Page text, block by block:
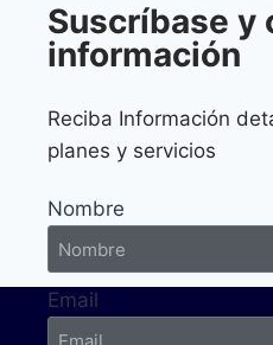
Suscríbase y
información
Reciba Información
planes y servicios
Nombre
Email